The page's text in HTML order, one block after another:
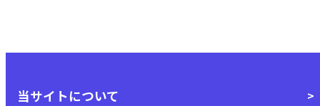
当サイトについて